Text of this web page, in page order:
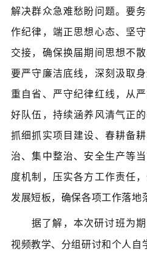
解决群众急难愁盼问题。要
作纪律，端正思想心态、坚
交接，确保换届期间思想不
要严守廉洁底线，深刻汲取
重自省、严守纪律红线，从
好队伍，持续涵养风清气正
抓细抓实项目建设、春耕备
治、集中整治、安全生产等
度机制，压实各方工作责任
发展短板，确保各项工作落地
据了解，本次研讨班为
视频教学、分组研讨和个人自